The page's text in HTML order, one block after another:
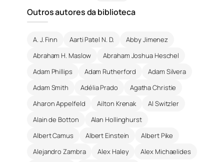
Outros autores da biblioteca
A. J. Finn Aarti Patel N. D.
Abby Jimenez
Abraham H. Maslow
Abraham Joshua Heschel
Adam Phillips
Adam Rutherford
Adam Silvera
Adam Smith
Adélia Prado
Agatha Christie
Aharon Appelfeld
Ailton Krenak
Al Switzler
Alain de Botton
Alan Hollinghurst
Albert Camus
Albert Einstein
Albert Pike
Alejandro Zambra
Alex Haley Alex Michaelides